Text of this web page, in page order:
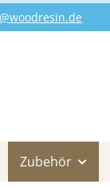
Zubehör